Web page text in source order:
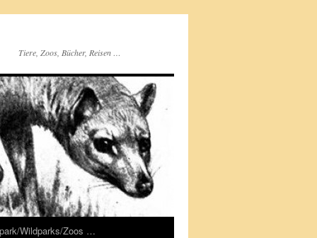
Tiere, Zoos, Bücher, Reisen …
Wildparks/Zoos …